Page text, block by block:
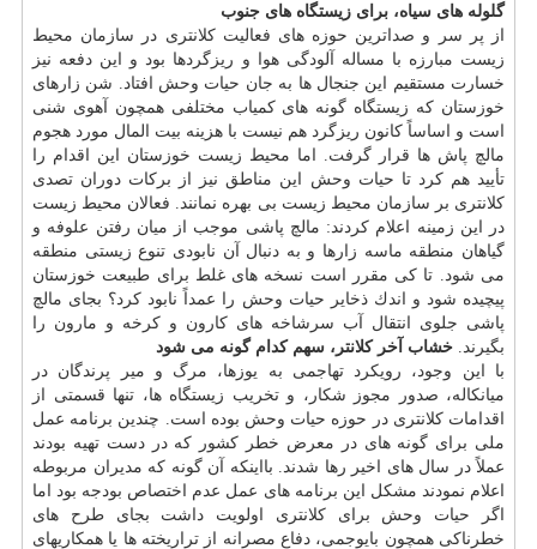
گلوله های سیاه، برای زیستگاه های جنوب
از پر سر و صداترین حوزه های فعالیت كلانتری در سازمان محیط
زیست مبارزه با مساله آلودگی هوا و ریزگردها بود و این دفعه نیز
خسارت مستقیم این جنجال ها به جان حیات وحش افتاد. شن زارهای
خوزستان كه زیستگاه گونه های كمیاب مختلفی همچون آهوی شنی
است و اساساً كانون ریزگرد هم نیست با هزینه بیت المال مورد هجوم
مالچ پاش ها قرار گرفت. اما محیط زیست خوزستان این اقدام را
تأیید هم كرد تا حیات وحش این مناطق نیز از بركات دوران تصدی
كلانتری بر سازمان محیط زیست بی بهره نمانند. فعالان محیط زیست
در این زمینه اعلام كردند: مالچ پاشی موجب از میان رفتن علوفه و
گیاهان منطقه ماسه زارها و به دنبال آن نابودی تنوع زیستی منطقه
می شود. تا كی مقرر است نسخه های غلط برای طبیعت خوزستان
پیچیده شود و اندك ذخایر حیات وحش را عمداً نابود كرد؟ بجای مالچ
پاشی جلوی انتقال آب سرشاخه های كارون و كرخه و مارون را
بگیرند. خشاب آخر كلانتر، سهم كدام گونه می شود
با این وجود، رویكرد تهاجمی به یوزها، مرگ و میر پرندگان در
میانكاله، صدور مجوز شكار، و تخریب زیستگاه ها، تنها قسمتی از
اقدامات كلانتری در حوزه حیات وحش بوده است. چندین برنامه عمل
ملی برای گونه های در معرض خطر كشور كه در دست تهیه بودند
عملاً در سال های اخیر رها شدند. بااینكه آن گونه كه مدیران مربوطه
اعلام نمودند مشكل این برنامه های عمل عدم اختصاص بودجه بود اما
اگر حیات وحش برای كلانتری اولویت داشت بجای طرح های
خطرناكی همچون بایوجمی، دفاع مصرانه از تراریخته ها یا همكاریهای